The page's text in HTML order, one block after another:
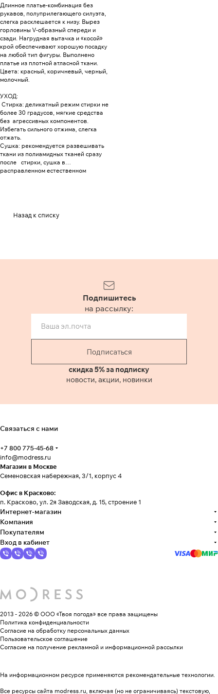
Длинное платье-комбинация без
рукавов, полуприлегающего силуэта,
слегка расклешается к низу. Вырез
горловины V-образный спереди и
сзади. Нагрудная вытачка и «косой»
крой обеспечивают хорошую посадку
на любой тип фигуры. Выполнено
платье из плотной атласной ткани.
Цвета: красный, коричневый, черный,
молочный.
УХОД:
Стирка: деликатный режим стирки не
более 30 градусов, мягкие средства
без агрессивных компонентов.
Избегать сильного отжима, слегка
отжать.
Сушка: рекомендуется развешивать
ткани из полиамидных тканей сразу
после стирки, сушка в
расправленном естественном
ткань без пара.
Назад к списку
Подпишитесь
на рассылку:
Подписаться
скидка 5% за подписку
новости, акции, новинки
Связаться с нами
+7 800 775-45-68
info@modress.ru
Магазин в Москве
Семеновская набережная, 3/1, корпус 4
Офис в Красково:
п. Красково, ул. 2я Заводская, д. 15, строение 1
Интернет-магазин
Компания
Покупателям
Вход в кабинет
2013 - 2026 © ООО «Твоя погода» все права защищены
Политика конфиденциальности
Согласие на обработку персональных данных
Пользовательское соглашение
Согласие на получение рекламной и информационной рассылки
На информационном ресурсе применяются рекомендательные технологии.
Все ресурсы сайта modress.ru, включая (но не ограничиваясь) текстовую,